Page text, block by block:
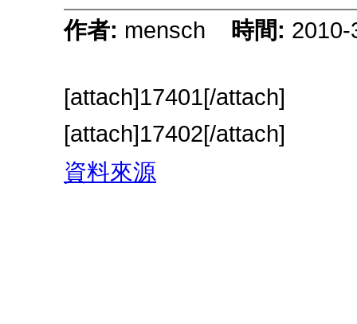
作者: mensch 時間: 2010-
[attach]17401[/attach]
[attach]17402[/attach]
資料來源